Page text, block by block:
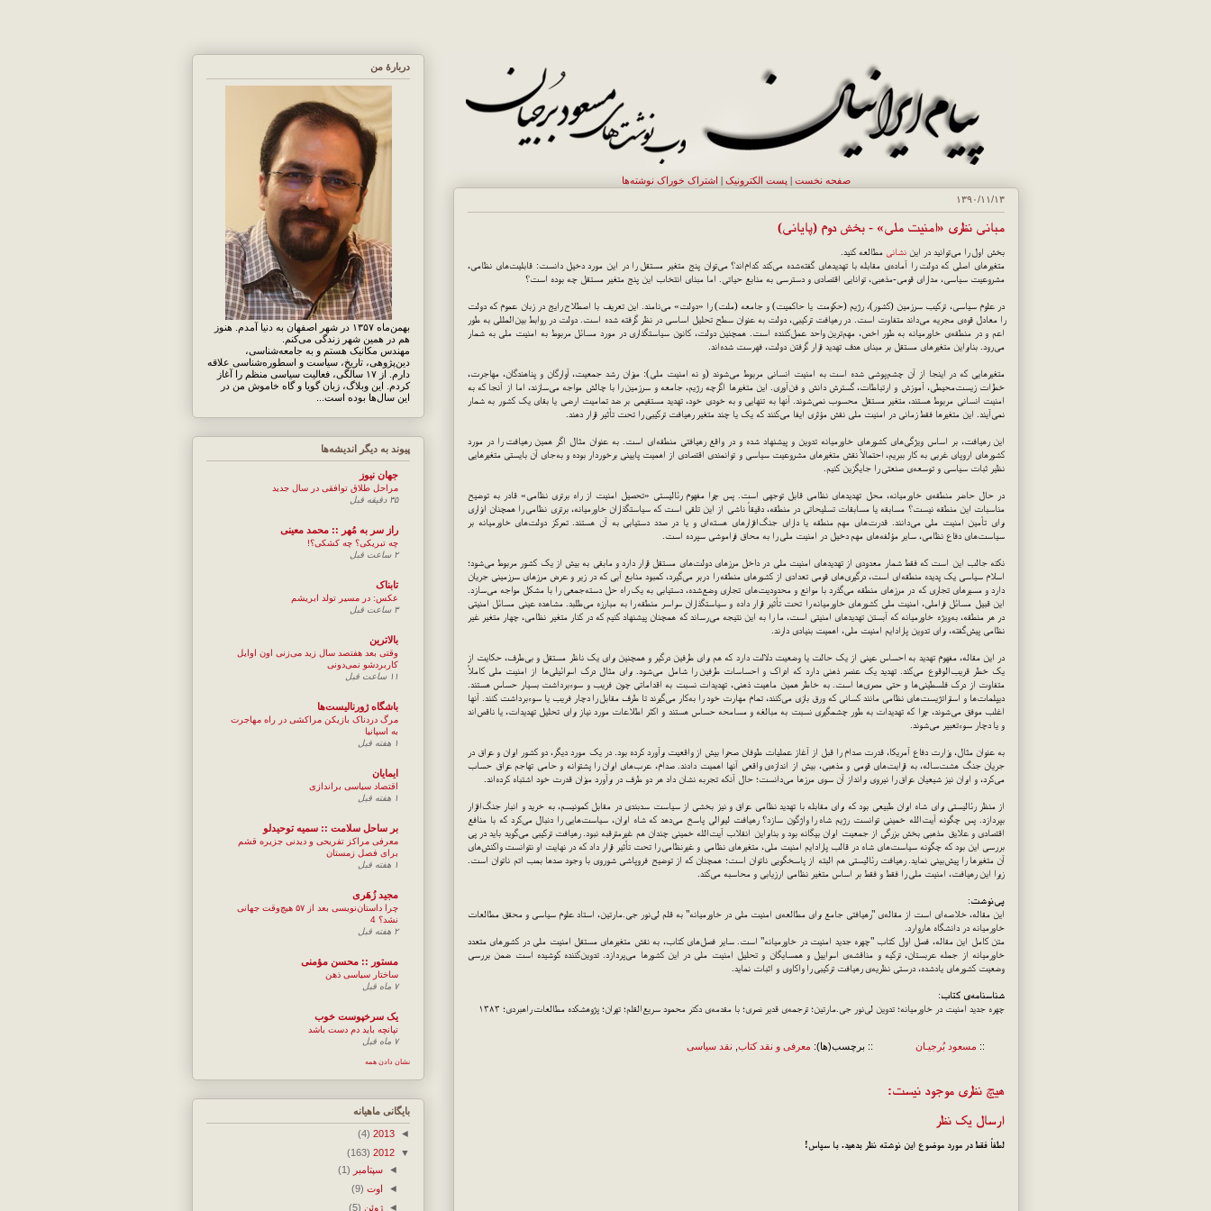
صفحه نخست | پست الکترونيک | اشتراک خوراک نوشته‌ها
۱۳۹۰/۱۱/۱۳
مبانی نظری «امنیت ملی» - بخش دوم (پایانی)
بخش اول را می‌توانید در این نشانی مطالعه کنید.
متغیرهای اصلی که دولت را آماده‌ی مقابله با تهدیدهای گفته‌شده می‌کند کدام‌اند؟ می‌توان پنج متغیر مستقل را در این مورد دخیل دانست: قابلیت‌های نظامی،
مشروعیت سیاسی، مدارای قومی-مذهبی، توانایی اقتصادی و دسترسی به منابع حیاتی. اما مبنای انتخاب این پنج متغیر مستقل چه بوده است؟
در علوم سیاسی، ترکیب سرزمین (کشور)، رژیم (حکومت یا حاکمیت) و جامعه (ملت) را «دولت» می‌نامند. این تعریف با اصطلاح رایج در زبان عموم که دولت
را معادل قوه‌ی مجریه می‌داند متفاوت است. در رهیافت ترکیبی، دولت به عنوان سطح تحلیل اساسی در نظر گرفته شده است. دولت در روابط بین‌المللی به طور
اعم و در منطقه‌ی خاورمیانه به طور اخص، مهم‌ترین واحد عمل‌کننده است. همچنین دولت، کانون سیاستگذاری در مورد مسائل مربوط به امنیت ملی به شمار
می‌رود. بنابراین متغیرهای مستقل بر مبنای هدف تهدید قرار گرفتن دولت، فهرست شده‌اند.
متغیرهایی که در اینجا از آن چشم‌پوشی شده است به امنیت انسانی مربوط می‌شوند (و نه امنیت ملی): میزان رشد جمعیت، آوارگان و پناهندگان، مهاجرت،
خطرات زیست‌محیطی، آموزش و ارتباطات، گسترش دانش و فن‌آوری. این متغیرها اگرچه رژیم، جامعه و سرزمین را با چالش مواجه می‌سازند، اما از آنجا که به
امنیت انسانی مربوط هستند، متغیر مستقل محسوب نمی‌شوند. آنها به تنهایی و به خودی خود، تهدید مستقیمی بر ضد تمامیت ارضی یا بقای یک کشور به شمار
نمی‌آیند. این متغیرها فقط زمانی در امنیت ملی نقش مؤثری ایفا می‌کنند که یک یا چند متغیر رهیافت ترکیبی را تحت تأثیر قرار دهند.
این رهیافت، بر اساس ویژگی‌های کشورهای خاورمیانه تدوین و پیشنهاد شده و در واقع رهیافتی منطقه‌ای است. به عنوان مثال اگر همین رهیافت را در مورد
کشورهای اروپای غربی به کار ببریم، احتمالاً نقش متغیرهای مشروعیت سیاسی و توانمندی اقتصادی از اهمیت پایینی برخوردار بوده و به‌جای آن بایستی متغیرهایی
نظیر ثبات سیاسی و توسعه‌ی صنعتی را جایگزین کنیم.
در حال حاضر منطقه‌ی خاورمیانه، محل تهدیدهای نظامی قابل توجهی است. پس چرا مفهوم رئالیستی «تحصیل امنیت از راه برتری نظامی» قادر به توضیح
مناسبات این منطقه نیست؟ مسابقه یا مسابقات تسلیحاتی در منطقه، دقیقاً ناشی از این تلقی است که سیاستگذاران خاورمیانه، برتری نظامی را همچنان ابزاری
برای تأمین امنیت ملی می‌دانند. قدرت‌های مهم منطقه یا دارای جنگ‌افزارهای هسته‌ای و یا در صدد دستیابی به آن هستند. تمرکز دولت‌های خاورمیانه بر
سیاست‌های دفاع نظامی، سایر مؤلفه‌های مهم دخیل در امنیت ملی را به محاق فراموشی سپرده است.
نکته جالب این است که فقط شمار معدودی از تهدیدهای امنیت ملی در داخل مرزهای دولت‌های مستقل قرار دارد و مابقی به بیش از یک کشور مربوط می‌شود؛
اسلام سیاسی یک پدیده منطقه‌ای است، درگیری‌های قومی تعدادی از کشورهای منطقه را دربر می‌گیرد، کمبود منابع آبی که در زیر و عرض مرزهای سرزمینی جریان
دارد و مسیرهای تجاری که در مرزهای منطقه می‌گذرد با موانع و محدودیت‌های تجاری وضع‌شده، دستیابی به یک راه حل دسته‌جمعی را با مشکل مواجه می‌سازد.
این قبیل مسائل فراملی، امنیت ملی کشورهای خاورمیانه را تحت تأثیر قرار داده و سیاستگذاران سراسر منطقه را به مبارزه می‌طلبد. مشاهده عینی مسائل امنیتی
در هر منطقه، به‌ویژه خاورمیانه که آبستن تهدیدهای امنیتی است، ما را به این نتیجه می‌رساند که همچنان پیشنهاد کنیم که در کنار متغیر نظامی، چهار متغیر غیر
نظامی پیش‌گفته، برای تدوین پارادایم امنیت ملی، اهمیت بنیادی دارند.
در این مقاله، مفهوم تهدید به احساس عینی از یک حالت یا وضعیت دلالت دارد که هم برای طرفین درگیر و همچنین برای یک ناظر مستقل و بی‌طرف، حکایت از
یک خطر قریب‌الوقوع می‌کند. تهدید یک عنصر ذهنی دارد که ادراک و احساسات طرفین را شامل می‌شود. برای مثال درک اسرائیلی‌ها از امنیت ملی کاملاً
متفاوت از درک فلسطینی‌ها و حتی مصری‌ها است. به خاطر همین ماهیت ذهنی، تهدیدات نسبت به اقداماتی چون فریب و سوءبرداشت بسیار حساس هستند.
دیپلمات‌ها و استراتژیست‌های نظامی مانند کسانی که ورق بازی می‌کنند، تمام مهارت خود را به‌کار می‌گیرند تا طرف مقابل را دچار فریب یا سوءبرداشت کنند. آنها
اغلب موفق می‌شوند، چرا که تهدیدات به طور چشمگیری نسبت به مبالغه و مسامحه حساس هستند و اکثر اطلاعات مورد نیاز برای تحلیل تهدیدات، یا ناقص‌اند
و یا دچار سوءتعبیر می‌شوند.
به عنوان مثال، وزارت دفاع آمریکا، قدرت صدام را قبل از آغاز عملیات طوفان صحرا بیش از واقعیت برآورد کرده بود. در یک مورد دیگر، دو کشور ایران و عراق در
جریان جنگ هشت‌ساله، به قرابت‌های قومی و مذهبی، بیش از اندازه‌ی واقعی آنها اهمیت دادند. صدام، عرب‌های ایران را پشتوانه و حامی تهاجم عراق حساب
می‌کرد، و ایران نیز شیعیان عراق را نیروی برانداز آن سوی مرزها می‌دانست؛ حال آنکه تجربه نشان داد هر دو طرف در برآورد میزان قدرت خود اشتباه کرده‌اند.
از منظر رئالیستی برای شاه ایران طبیعی بود که برای مقابله با تهدید نظامی عراق و نیز بخشی از سیاست سدبندی در مقابل کمونیسم، به خرید و انبار جنگ‌افزار
بپردازد. پس چگونه آیت‌الله خمینی توانست رژیم شاه را واژگون سازد؟ رهیافت لیبرالی پاسخ می‌دهد که شاه ایران، سیاست‌هایی را دنبال می‌کرد که با منافع
اقتصادی و علایق مذهبی بخش بزرگی از جمعیت ایران بیگانه بود و بنابراین انقلاب آیت‌الله خمینی چندان هم غیرمترقبه نبود. رهیافت ترکیبی می‌گوید باید در پی
بررسی این بود که چگونه سیاست‌های شاه در قالب پارادایم امنیت ملی، متغیرهای نظامی و غیرنظامی را تحت تأثیر قرار داد که در نهایت او نتوانست واکنش‌های
آن متغیرها را پیش‌بینی نماید. رهیافت رئالیستی هم البته از پاسخگویی ناتوان است؛ همچنان که از توضیح فروپاشی شوروی با وجود صدها بمب اتم ناتوان است.
زیرا این رهیافت، امنیت ملی را فقط و فقط بر اساس متغیر نظامی ارزیابی و محاسبه می‌کند.
پی‌نوشت:
این مقاله، خلاصه‌ای است از مقاله‌ی "رهیافتی جامع برای مطالعه‌ی امنیت ملی در خاورمیانه" به قلم لی‌نور جی.مارتین، استاد علوم سیاسی و محقق مطالعات
خاورمیانه در دانشگاه هاروارد.
متن کامل این مقاله، فصل اول کتاب "چهره جدید امنیت در خاورمیانه" است. سایر فصل‌های کتاب، به نقش متغیرهای مستقل امنیت ملی در کشورهای متعدد
خاورمیانه از جمله عربستان، ترکیه و مناقشه‌ی اسراییل و همسایگان و تحلیل امنیت ملی در این کشورها می‌پردازد. تدوین‌کننده کوشیده است ضمن بررسی
وضعیت کشورهای یادشده، درستی نظریه‌ی رهیافت ترکیبی را واکاوی و اثبات نماید.
شناسنامه‌ی کتاب:
چهره جدید امنیت در خاورمیانه؛ تدوین لی‌نور جی.مارتین؛ ترجمه‌ی قدیر نصری؛ با مقدمه‌ی دکتر محمود سریع‌القلم؛ تهران؛ پژوهشکده مطالعات راهبردی؛ ۱۳۸۳
:: مسعود بُرجيـان :: برچسب(ها): معرفی و نقد کتاب نقد سیاسی
هیچ نظری موجود نیست:
ارسال یک نظر
لطفاً فقط در مورد موضوع این نوشته نظر بدهید. با سپاس!
دربارهٔ من
بهمن‌ماه ۱۳۵۷ در شهر اصفهان به دنیا آمدم. هنوز
هم در همین شهر زندگی می‌کنم.
مهندس مکانیک هستم و به جامعه‌شناسی،
دین‌پژوهی، تاریخ، سیاست و اسطوره‌شناسی علاقه
دارم. از ۱۷ سالگی، فعالیت سیاسی منظم را آغاز
کردم. این وبلاگ، زبان گویا و گاه خاموش من در
این سال‌ها بوده است...
پيوند به ديگر انديشه‌ها
جهان نيوز
مراحل طلاق توافقی در سال جدید
۳۵ دقیقه قبل
راز سر به مُهر :: محمد معینی
چه تبریکی؟ چه کشکی؟!
۲ ساعت قبل
تابناک
عکس: در مسیر تولد ابریشم
۳ ساعت قبل
بالاترین
وقتی بعد هفتصد سال زید می‌زنی اون اوایل
کاربردشو نمی‌دونی
۱۱ ساعت قبل
باشگاه ژورنالیست‌ها
مرگ دردناک بازیکن مراکشی در راه مهاجرت
به اسپانیا
۱ هفته قبل
ایمایان
اقتصاد سیاسی براندازی
۱ هفته قبل
بر ساحل سلامت :: سمیه توحیدلو
معرفی مراکز تفریحی و دیدنی جزیره قشم
برای فصل زمستان
۱ هفته قبل
مجيد زُهَری
چرا داستان‌نویسی بعد از ۵۷ هیچ‌وقت جهانی
نشد؟ 4
۲ هفته قبل
مستور :: محسن مؤمنی
ساختار سیاسی ذهن
۷ ماه قبل
یک سرخپوست خوب
تپانچه باید دم دست باشد
۷ ماه قبل
نشان دادن همه
بایگانی ماهیانه
◄
2013
(4)
▼
2012
(163)
◄سپتامبر (1)
◄ اوت (9)
◄ژوئن (5)